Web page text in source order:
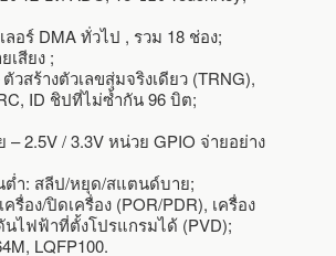
อร์ DMA ทั่วไป , รวม 18 ช่อง;
เสียง ;
สร้างตัวเลขสุ่มจริงเดียว (TRNG),
ID ชิปที่ไม่ซ้ำกัน 96 บิต;
– 2.5V / 3.3V หน่วย GPIO จ่ายอย่าง
ต่ำ: สลีป/หยุด/สแตนด์บาย;
ครื่อง/ปิดเครื่อง (POR/PDR), เครื่อง
นไฟฟ้าที่ตั้งโปรแกรมได้ (PVD);
LQFP100.